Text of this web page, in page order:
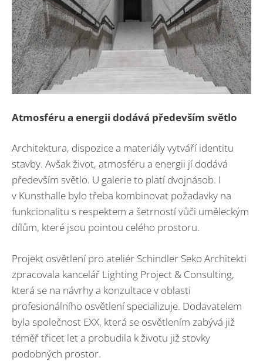
Atmosféru a energii dodává především světlo
Architektura, dispozice a materiály vytváří identitu
stavby. Avšak život, atmosféru a energii jí dodává
především světlo. U galerie to platí dvojnásob. I
v Kunsthalle bylo třeba kombinovat požadavky na
funkcionalitu s respektem a šetrností vůči uměleckým
dílům, které jsou pointou celého prostoru.
Projekt osvětlení pro ateliér Schindler Seko Architekti
zpracovala kancelář Lighting Project & Consulting,
která se na návrhy a konzultace v oblasti
profesionálního osvětlení specializuje. Dodavatelem
byla společnost EXX, která se osvětlením zabývá již
téměř třicet let a probudila k životu již stovky
podobných prostor.